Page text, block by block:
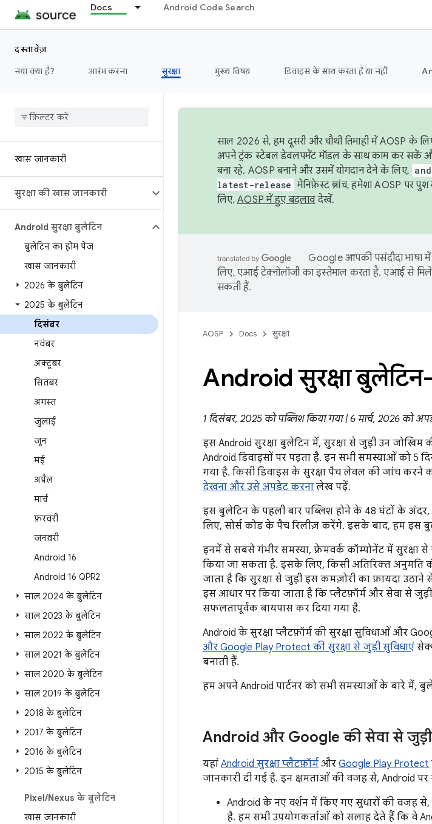
Docs Android Code Search
दस्तावेज़
नया क्या है?
आरंभ करना सुरक्षा मुख्य विषय डिवाइस के साथ करता है या नहीं
खास जानकारी
सुरक्षा की खास जानकारी
Android सुरक्षा बुलेटिन
बुलेटिन का होम पेज
खास जानकारी
2026 के बुलेटिन
2025 के बुलेटिन
दिसंबर
नवंबर
अक्टूबर
सितंबर
अगस्त
जुलाई
जून
मई
अप्रैल
मार्च
फ़रवरी
जनवरी
Android 16
Android 16 QPR2
साल 2024 के बुलेटिन
साल 2023 के बुलेटिन
साल 2022 के बुलेटिन
साल 2021 के बुलेटिन
साल 2020 के बुलेटिन
साल 2019 के बुलेटिन
2018 के बुलेटिन
2017 के बुलेटिन
2016 के बुलेटिन
2015 के बुलेटिन
Pixel/Nexus के बुलेटिन
खास जानकारी
साल 2026 से, हम दूसरी और चौथी तिमाही में AOSP के
अपने ट्रंक स्टेबल डेवलपमेंट मॉडल के साथ काम कर सकें
बना रहे. AOSP बनाने और उसमें योगदान देने के लिए,
latest-release मेनिफ़ेस्ट ब्रांच, हमेशा AOSP पर
लिए, AOSP में हुए बदलावदेखें.
Google आपकी पसंदीदा भाषा
लिए, एआई टेक्नोलॉजी का इस्तेमाल करता है. एआई से मिले
सकती हैं.
AOSP Docs सुरक्षा
Android सुरक्षा
1 दिसंबर, 2025 को पब्लिश किया गया | 6 मार्च, 2026 को
इस Android सुरक्षा बुलेटिन में, सुरक्षा से जुड़ी उन
Android डिवाइसों पर पड़ता है. इन सभी समस्याओं को 5
गया है. किसी डिवाइस के सुरक्षा पैच लेवल की जांच करने
देखना और उसे अपडेट करना लेख पढ़ें.
इस बुलेटिन के पहली बार पब्लिश होने के 48 घंटों के अंदर,
लिए, सोर्स कोड के पैच रिलीज़ करेंगे. इसके बाद, हम इस
इनमें से सबसे गंभीर समस्या, फ़्रेमवर्क कॉम्पोनेंट में
किया जा सकता है. इसके लिए, किसी अतिरिक्त अनुमति
जाता है कि सुरक्षा से जुड़ी इस कमज़ोरी का फ़ायदा
इस आधार पर किया जाता है कि प्लैटफ़ॉर्म और सेवा से
सफलतापूर्वक बायपास कर दिया गया है.
Android के सुरक्षा प्लैटफ़ॉर्म की सुरक्षा सुविधाओं और
और Google Play Protect की सुरक्षा से जुड़ी सुविधाएं
बनाती हैं.
हम अपने Android पार्टनर को सभी समस्याओं के बारे
Android और Google की सेवा से
यहां Android सुरक्षा प्लैटफ़ॉर्म और Google Play Protect
जानकारी दी गई है. इन क्षमताओं की वजह से, Android
Android के नए वर्शन में किए गए सुधारों की वजह
है. हम सभी उपयोगकर्ताओं को सलाह देते हैं कि वे